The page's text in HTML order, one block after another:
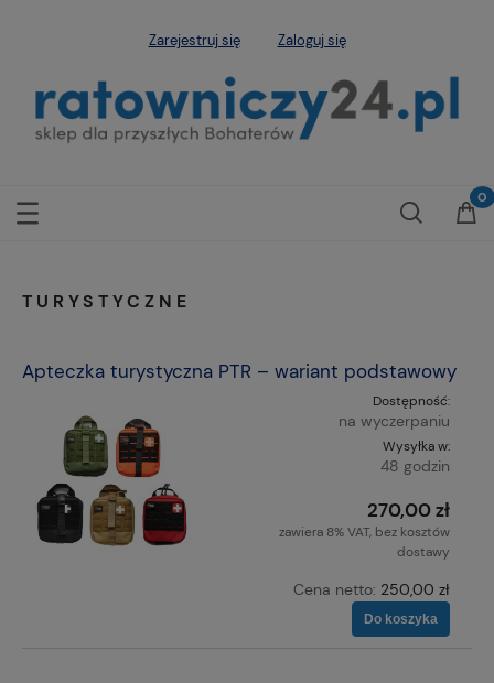
Zarejestruj się Zaloguj się
TURYSTYCZNE
Apteczka turystyczna PTR – wariant podstawowy
Dostępność:
na wyczerpaniu
Wysyłka w:
48 godzin
270,00 zł
zawiera 8% VAT, bez kosztów
dostawy
Cena netto: 250,00 zł
Do koszyka